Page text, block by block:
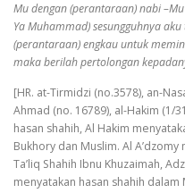
Mu dengan (perantaraan)nabi
Ya Muhammad) sesungguhnya
(perantaraan) engkau untuk
maka berilah pertolongan
[HR. at-Tirmidzi (no.3578), an-
Ahmad (no. 16789), al-Hakim (1/
hasan shahih, Al Hakim
Bukhory dan Muslim. Al
Ta’liq Shahih Ibnu Khuzaimah,
menyatakan hasan shahih dalam